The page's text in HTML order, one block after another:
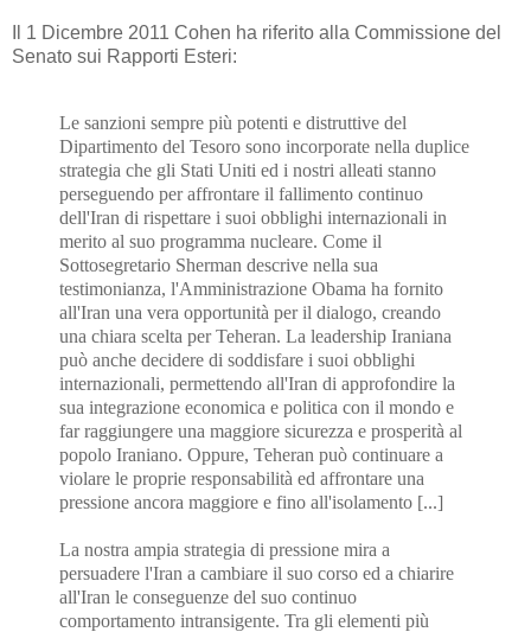
Il 1 Dicembre 2011 Cohen ha riferito alla Commissione del
Senato sui Rapporti Esteri:
Le sanzioni sempre più potenti e distruttive del
Dipartimento del Tesoro sono incorporate nella duplice
strategia che gli Stati Uniti ed i nostri alleati stanno
perseguendo per affrontare il fallimento continuo
dell'Iran di rispettare i suoi obblighi internazionali in
merito al suo programma nucleare. Come il
Sottosegretario Sherman descrive nella sua
testimonianza, l'Amministrazione Obama ha fornito
all'Iran una vera opportunità per il dialogo, creando
una chiara scelta per Teheran. La leadership Iraniana
può anche decidere di soddisfare i suoi obblighi
internazionali, permettendo all'Iran di approfondire la
sua integrazione economica e politica con il mondo e
far raggiungere una maggiore sicurezza e prosperità al
popolo Iraniano. Oppure, Teheran può continuare a
violare le proprie responsabilità ed affrontare una
pressione ancora maggiore e fino all'isolamento [...]
La nostra ampia strategia di pressione mira a
persuadere l'Iran a cambiare il suo corso ed a chiarire
all'Iran le conseguenze del suo continuo
comportamento intransigente. Tra gli elementi più